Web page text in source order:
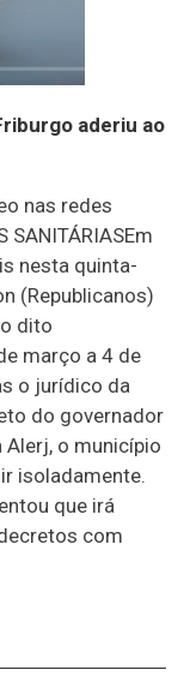
aderiu ao
nas redes
SANITÁRIASEm
nesta quinta-
(Republicanos)
dito
março a 4 de
o jurídico da
do governador
o município
isoladamente.
que irá
com